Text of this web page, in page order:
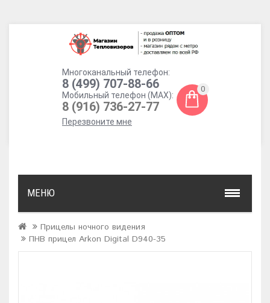
Многоканальный телефон:
8 (499) 707-88-66
Мобильный телефон (MAX):
8 (916) 736-27-77
Перезвоните мне
0
МЕНЮ
Прицелы ночного видения
ПНВ прицел Arkon Digital D940-35